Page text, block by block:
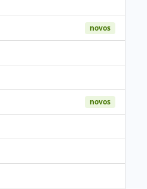
novos
novos